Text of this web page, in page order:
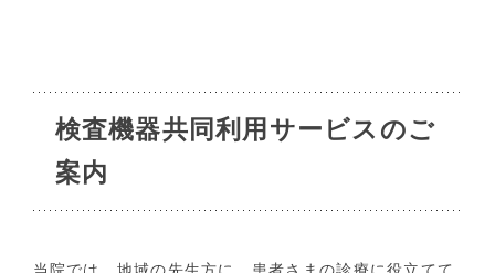
検査機器共同利用サービスのご
案内